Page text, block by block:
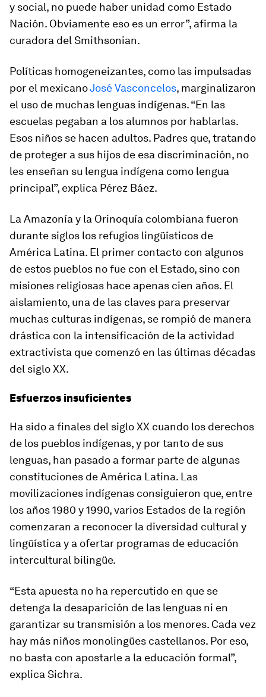
y social, no puede haber unidad como Estado
Nación. Obviamente eso es un error”, afirma la
curadora del Smithsonian.
Políticas homogeneizantes, como las impulsadas
por el mexicanoJosé Vasconcelos, marginalizaron
el uso de muchas lenguas indígenas. “En las
escuelas pegaban a los alumnos por hablarlas.
Esos niños se hacen adultos. Padres que, tratando
de proteger a sus hijos de esa discriminación, no
les enseñan su lengua indígena como lengua
principal”, explica Pérez Báez.
La Amazonía y la Orinoquía colombiana fueron
durante siglos los refugios lingüísticos de
América Latina. El primer contacto con algunos
de estos pueblos no fue con el Estado, sino con
misiones religiosas hace apenas cien años. El
aislamiento, una de las claves para preservar
muchas culturas indígenas, se rompió de manera
drástica con la intensificación de la actividad
extractivista que comenzó en las últimas décadas
del siglo XX.
Esfuerzos insuficientes
Ha sido a finales del siglo XX cuando los derechos
de los pueblos indígenas, y por tanto de sus
lenguas, han pasado a formar parte de algunas
constituciones de América Latina. Las
movilizaciones indígenas consiguieron que, entre
los años 1980 y 1990, varios Estados de la región
comenzaran a reconocer la diversidad cultural y
lingüística y a ofertar programas de educación
intercultural bilingüe.
“Esta apuesta no ha repercutido en que se
detenga la desaparición de las lenguas ni en
garantizar su transmisión a los menores. Cada vez
hay más niños monolingües castellanos. Por eso,
no basta con apostarle a la educación formal”,
explica Sichra.